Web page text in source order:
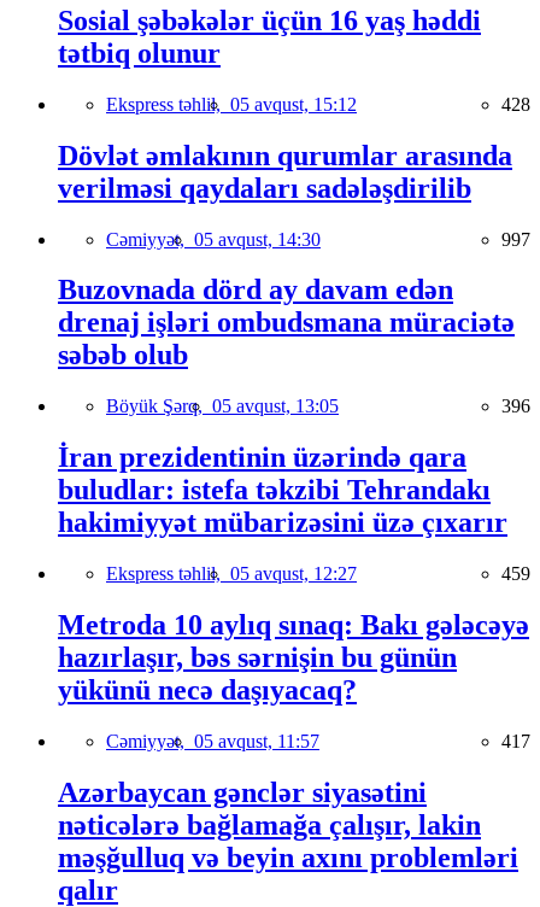
Sosial şəbəkələr üçün 16 yaş həddi
tətbiq olunur
Ekspress təhlil, 05 avqust, 15:12 428
Dövlət əmlakının qurumlar arasında
verilməsi qaydaları sadələşdirilib
Cəmiyyət, 05 avqust, 14:30 997
Buzovnada dörd ay davam edən
drenaj işləri ombudsmana müraciətə
səbəb olub
Böyük Şərq, 05 avqust, 13:05 396
İran prezidentinin üzərində qara
buludlar: istefa təkzibi Tehrandakı
hakimiyyət mübarizəsini üzə çıxarır
Ekspress təhlil, 05 avqust, 12:27 459
Metroda 10 aylıq sınaq: Bakı gələcəyə
hazırlaşır, bəs sərnişin bu günün
yükünü necə daşıyacaq?
Cəmiyyət, 05 avqust, 11:57 417
Azərbaycan gənclər siyasətini
nəticələrə bağlamağa çalışır, lakin
məşğulluq və beyin axını problemləri
qalır